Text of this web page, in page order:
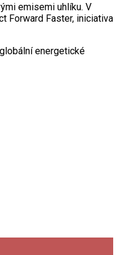
emisemi uhlíku. V
Forward Faster, iniciativa
energetické